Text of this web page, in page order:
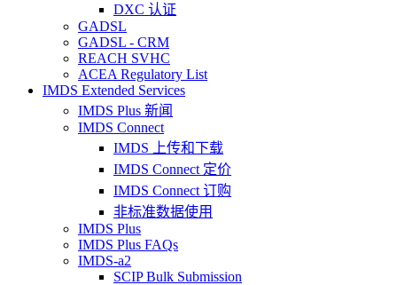
DXC 认证
GADSL
GADSL - CRM
REACH SVHC
ACEA Regulatory List
IMDS Extended Services
IMDS Plus 新闻
IMDS Connect
IMDS 上传和下载
IMDS Connect 定价
IMDS Connect 订购
非标准数据使用
IMDS Plus
IMDS Plus FAQs
IMDS-a2
SCIP Bulk Submission